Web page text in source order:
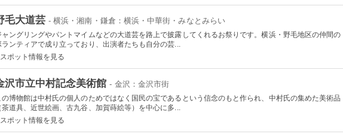
毛大道芸 - 横浜・湘南・鎌倉：横浜・中華街・みなとみらい
ャングリングやパントマイムなどの大道芸を路上で披露してくれるお祭りです。横浜・野毛地区の仲間の
ランティアで成り立っており、出演者たちも自分の芸...
スポット情報を見る
沢市立中村記念美術館 - 金沢：金沢市街
の博物館は中村氏の個人のためではなく国民の宝であるという信念のもと作られ、中村氏の集めた美術品
茶道具、近世絵画、古九谷、加賀蒔絵等）を中心に多...
スポット情報を見る